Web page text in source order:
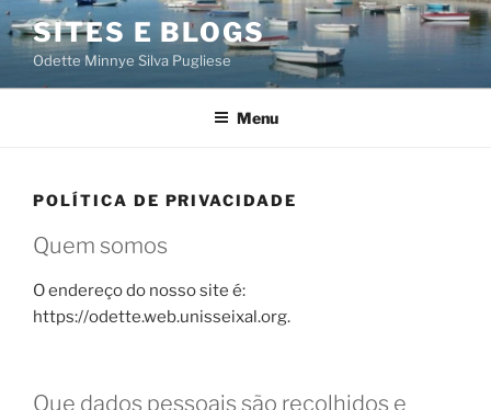
Saltar
para
conteúdo
SITES E BLOGS
Odette Minnye Silva Pugliese
Menu
POLÍTICA DE PRIVACIDADE
Quem somos
O endereço do nosso site é:
https://odette.web.unisseixal.org.
Que dados pessoais são recolhidos e